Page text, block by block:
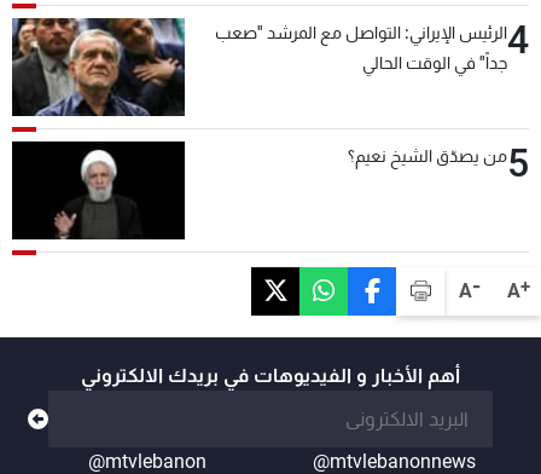
A+
A-
4الرئيس الإيراني: التواصل مع المرشد "صعب
جداً" في الوقت الحالي
5من يصدّق الشيخ نعيم؟
أهم الأخبار و الفيديوهات في بريدك الالكتروني
@mtvlebanonnews
@mtvlebanon